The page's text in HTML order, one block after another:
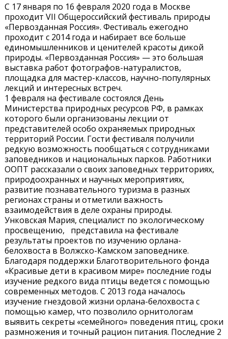
С 17 января по 16 февраля 2020 года в Москве
проходит VII Общероссийский фестиваль природы
«Первозданная Россия». Фестиваль ежегодно
проходит с 2014 года и набирает все больше
единомышленников и ценителей красоты дикой
природы. «Первозданная Россия» — это большая
выставка работ фотографов-натуралистов,
площадка для мастер-классов, научно-популярных
лекций и интересных встреч.
1 февраля на фестивале состоялся День
Министерства природных ресурсов РФ, в рамках
которого были организованы лекции от
представителей особо охраняемых природных
территорий России. Гости фестиваля получили
редкую возможность пообщаться с сотрудниками
заповедников и национальных парков. Работники
ООПТ рассказали о своих заповедных территориях,
природоохранных и научных мероприятиях,
развитие познавательного туризма в разных
регионах страны и отметили важность
взаимодействия в деле охраны природы.
Унковская Мария, специалист по экологическому
просвещению, представила на фестивале
результаты проектов по изучению орлана-
белохвоста в Волжско-Камском заповеднике.
Благодаря поддержки Благотворительного фонда
«Красивые дети в красивом мире» последние годы
изучение редкого вида птицы ведется с помощью
современных методов. С 2013 года началось
изучение гнездовой жизни орлана-белохвоста с
помощью камер, что позволило орнитологам
выявить секреты «семейного» поведения птиц, сроки
размножения и точный рацион питания. Последние 2